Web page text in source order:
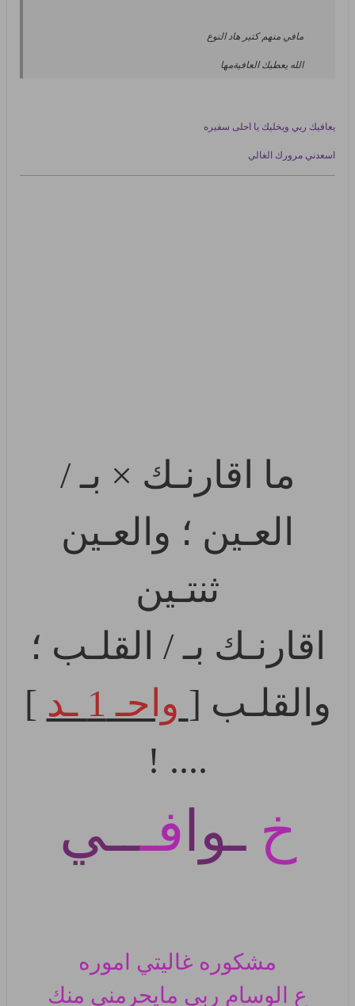
مافي منهم كتير هاد النوع
الله يعطيك العافيةمها
يعافيك ربي ويخليك يا احلى سفيره
اسعدني مرورك الغالي
ما اقارنـك × بـ /
العـين ؛ والعـين
ثنتـين
اقارنـك بـ / القلـب ؛
والقلـب [ واحـ 1 ـد
]
.... !
خـوا فـــي
مشكوره غاليتي اموره
ع الوسام ربي مايحرمني منك